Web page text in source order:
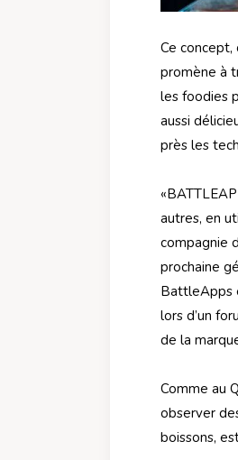
Ce concept,
promène à
les foodies
aussi
près les
autres, en
compagnie
prochaine
BattleApps
lors d’un
de la
Comme au
observer
boissons,